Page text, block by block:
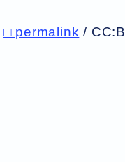
□ permalink /